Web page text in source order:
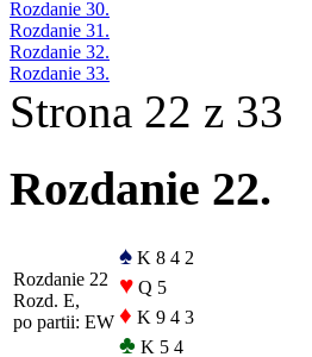
Rozdanie 30.
Rozdanie 31.
Rozdanie 32.
Rozdanie 33.
Strona 22 z 33
Rozdanie 22.
Rozdanie 22
Rozd. E,
po partii: EW
♠ K 8 4 2
♥ Q 5
♦ K 9 4 3
♣ K 5 4